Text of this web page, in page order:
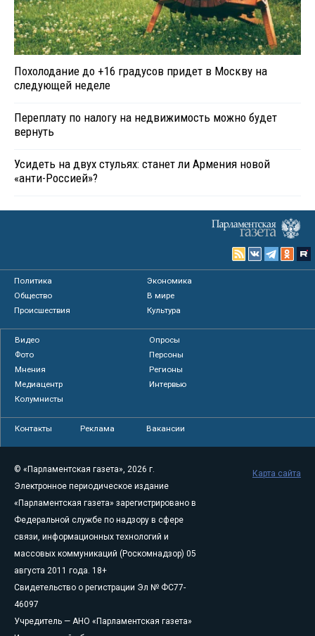
Похолодание до +16 градусов придет в Москву на
следующей неделе
Переплату по налогу на недвижимость можно будет
вернуть
Усидеть на двух стульях: станет ли Армения новой
«анти-Россией»?
Политика
Экономика
Общество
В мире
Происшествия
Культура
Видео
Опросы
Фото
Персоны
Мнения
Регионы
Медиацентр
Интервью
Колумнисты
Контакты Реклама Вакансии
© «Парламентская газета», 2026 г.
Электронное периодическое издание
«Парламентская газета» зарегистрировано в
Федеральной службе по надзору в сфере
связи, информационных технологий и
массовых коммуникаций (Роскомнадзор) 05
августа 2011 года. 18+
Свидетельство о регистрации Эл № ФС77-
46097
Учредитель — АНО «Парламентская газета»
Карта сайта